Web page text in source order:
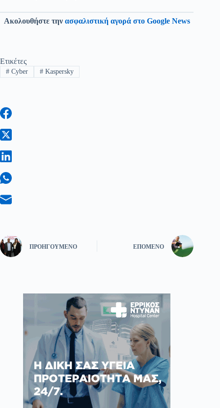
Ακολουθήστε την ασφαλιστική αγορά στο Google News
Ετικέτες
#Cyber #Kaspersky
ΠΡΟΗΓΟΎΜΕΝΟ ΕΠΌΜΕΝΟ